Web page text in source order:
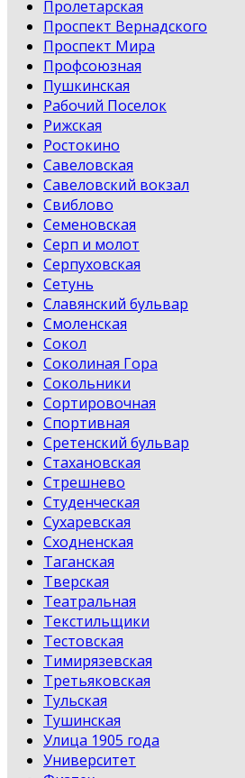
Пролетарская
Проспект Вернадского
Проспект Мира
Профсоюзная
Пушкинская
Рабочий Поселок
Рижская
Ростокино
Савеловская
Савеловский вокзал
Свиблово
Семеновская
Серп и молот
Серпуховская
Сетунь
Славянский бульвар
Смоленская
Сокол
Соколиная Гора
Сокольники
Сортировочная
Спортивная
Сретенский бульвар
Стахановская
Стрешнево
Студенческая
Сухаревская
Сходненская
Таганская
Тверская
Театральная
Текстильщики
Тестовская
Тимирязевская
Третьяковская
Тульская
Тушинская
Улица 1905 года
Университет